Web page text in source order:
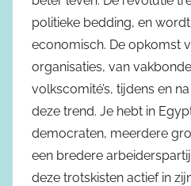
politieke bedding, en
economisch. De opkomst
organisaties, van
volkscomité’s, tijdens en
deze trend. Je hebt in
democraten, meerdere
een bredere
deze trotskisten actief in